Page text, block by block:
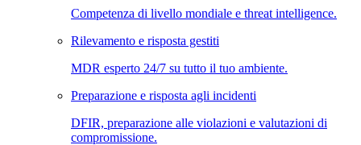
Competenza di livello mondiale e threat intelligence.
Rilevamento e risposta gestiti
MDR esperto 24/7 su tutto il tuo ambiente.
Preparazione e risposta agli incidenti
DFIR, preparazione alle violazioni e valutazioni di
compromissione.